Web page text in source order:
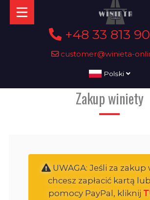
+48 33 813
customer@winieta-
Polski
Zakup winiety
UWAGA: Jeśli za zakup
chcesz zapłacić kartą
pomocy PayPal, kliknij